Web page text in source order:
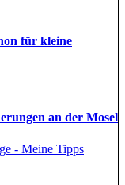
für kleine
an der Mosel